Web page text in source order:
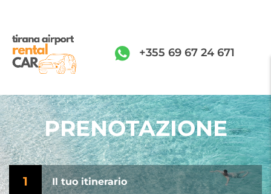
+355 69 67 24 671
PRENOTAZIONE
1 Il tuo itinerario